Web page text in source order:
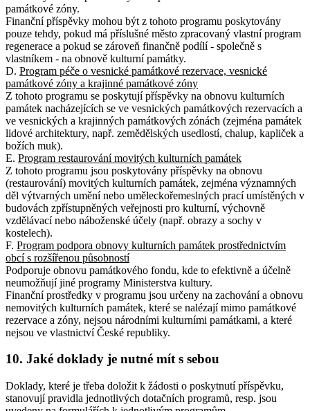
památkové zóny.
Finanční příspěvky mohou být z tohoto programu poskytovány
pouze tehdy, pokud má příslušné město zpracovaný vlastní program
regenerace a pokud se zároveň finančně podílí - společně s
vlastníkem - na obnově kulturní památky.
D. Program péče o vesnické památkové rezervace, vesnické
památkové zóny a krajinné památkové zóny
Z tohoto programu se poskytují příspěvky na obnovu kulturních
památek nacházejících se ve vesnických památkových rezervacích a
ve vesnických a krajinných památkových zónách (zejména památek
lidové architektury, např. zemědělských usedlostí, chalup, kapliček a
božích muk).
E. Program restaurování movitých kulturních památek
Z tohoto programu jsou poskytovány příspěvky na obnovu
(restaurování) movitých kulturních památek, zejména významných
děl výtvarných umění nebo uměleckořemeslných prací umístěných v
budovách zpřístupněných veřejnosti pro kulturní, výchovně
vzdělávací nebo náboženské účely (např. obrazy a sochy v
kostelech).
F. Program podpora obnovy kulturních památek prostřednictvím
obcí s rozšířenou působností
Podporuje obnovu památkového fondu, kde to efektivně a účelně
neumožňují jiné programy Ministerstva kultury.
Finanční prostředky v programu jsou určeny na zachování a obnovu
nemovitých kulturních památek, které se nalézají mimo památkové
rezervace a zóny, nejsou národními kulturními památkami, a které
nejsou ve vlastnictví České republiky.
10. Jaké doklady je nutné mít s sebou
Doklady, které je třeba doložit k žádosti o poskytnutí příspěvku,
stanovují pravidla jednotlivých dotačních programů, resp. jsou